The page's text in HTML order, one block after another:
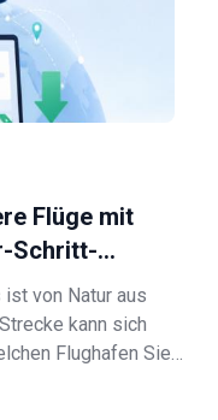
Flüge mit
Schritt-
von Natur aus
kann sich
Flughafen Sie